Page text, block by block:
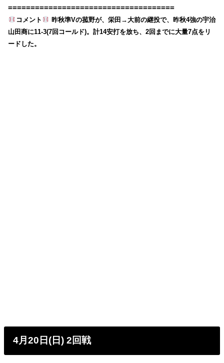
=====================================
コメント
昨秋準Vの菰野が、栄田→大前の継投で、昨秋4強の宇治
山田商に11-3(7回コールド)。計14安打を放ち、2回までに大量7点をリ
ードした。
4月20日(日) 2回戦